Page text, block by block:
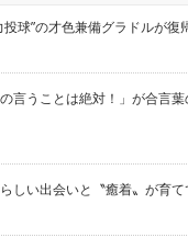
球”の才色兼備グラドルが復
言うことは絶対！」が合言葉
い出会いと〝癒着〟が育て